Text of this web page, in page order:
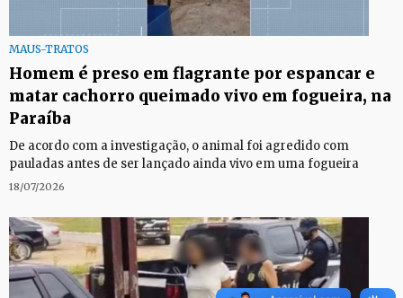
MAUS-TRATOS
Homem é preso em flagrante por espancar e
matar cachorro queimado vivo em fogueira, na
Paraíba
De acordo com a investigação, o animal foi agredido com
pauladas antes de ser lançado ainda vivo em uma fogueira
18/07/2026